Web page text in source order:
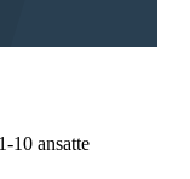
1-10 ansatte